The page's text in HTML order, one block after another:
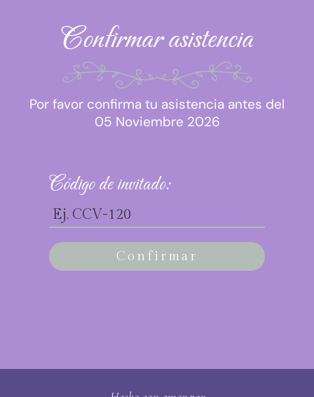
Confirmar asistencia
Por favor confirma tu asistencia antes del
05 Noviembre 2026
Código de invitado:
Confirmar